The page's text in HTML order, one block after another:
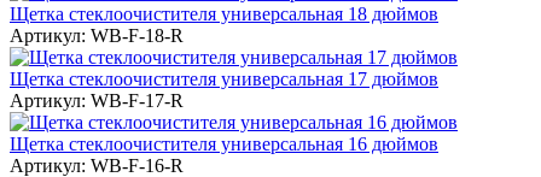
Щетка стеклоочистителя универсальная 18 дюймов
Артикул: WB-F-18-R
Щетка стеклоочистителя универсальная 17 дюймов
Артикул: WB-F-17-R
Щетка стеклоочистителя универсальная 16 дюймов
Артикул: WB-F-16-R